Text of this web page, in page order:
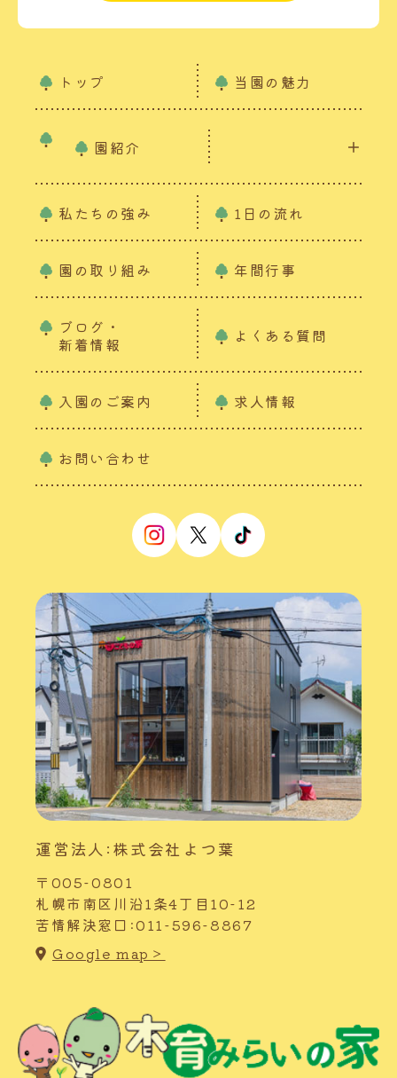
トップ 当園の魅力
園紹介
私たちの強み 1日の流れ
園の取り組み 年間行事
ブログ・
新着情報
よくある質問
入園のご案内 求人情報
お問い合わせ
運営法人:株式会社よつ葉
〒005-0801
札幌市南区川沿1条4丁目10-12
苦情解決窓口:011-596-8867
Google map＞